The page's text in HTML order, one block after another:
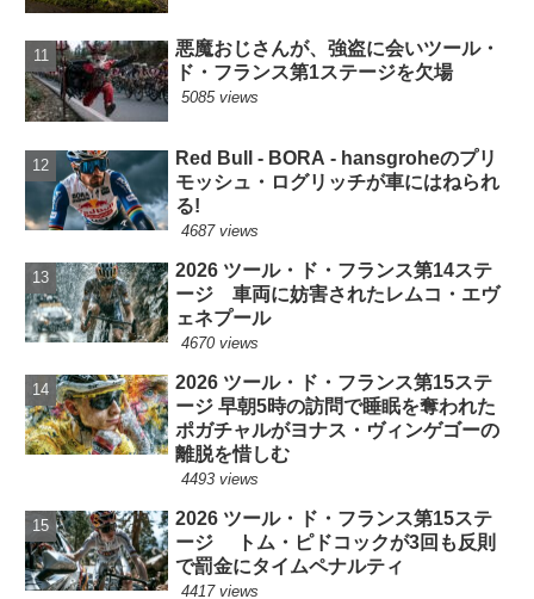
悪魔おじさんが、強盗に会いツール・
ド・フランス第1ステージを欠場
5085 views
Red Bull - BORA - hansgroheのプリ
モッシュ・ログリッチが車にはねられ
る!
4687 views
2026 ツール・ド・フランス第14ステ
ージ 車両に妨害されたレムコ・エヴ
ェネプール
4670 views
2026 ツール・ド・フランス第15ステ
ージ 早朝5時の訪問で睡眠を奪われた
ポガチャルがヨナス・ヴィンゲゴーの
離脱を惜しむ
4493 views
2026 ツール・ド・フランス第15ステ
ージ トム・ピドコックが3回も反則
で罰金にタイムペナルティ
4417 views